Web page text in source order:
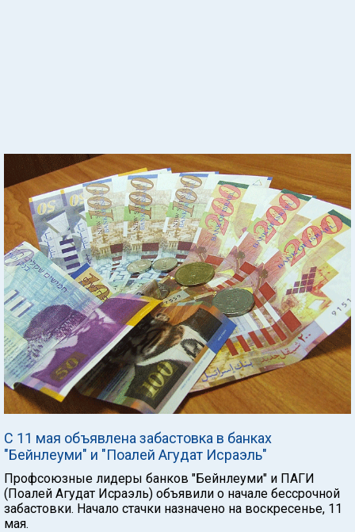
С 11 мая объявлена забастовка в банках
"Бейнлеуми" и "Поалей Агудат Исраэль"
Профсоюзные лидеры банков "Бейнлеуми" и ПАГИ
(Поалей Агудат Исраэль) объявили о начале бессрочной
забастовки. Начало стачки назначено на воскресенье, 11
мая.